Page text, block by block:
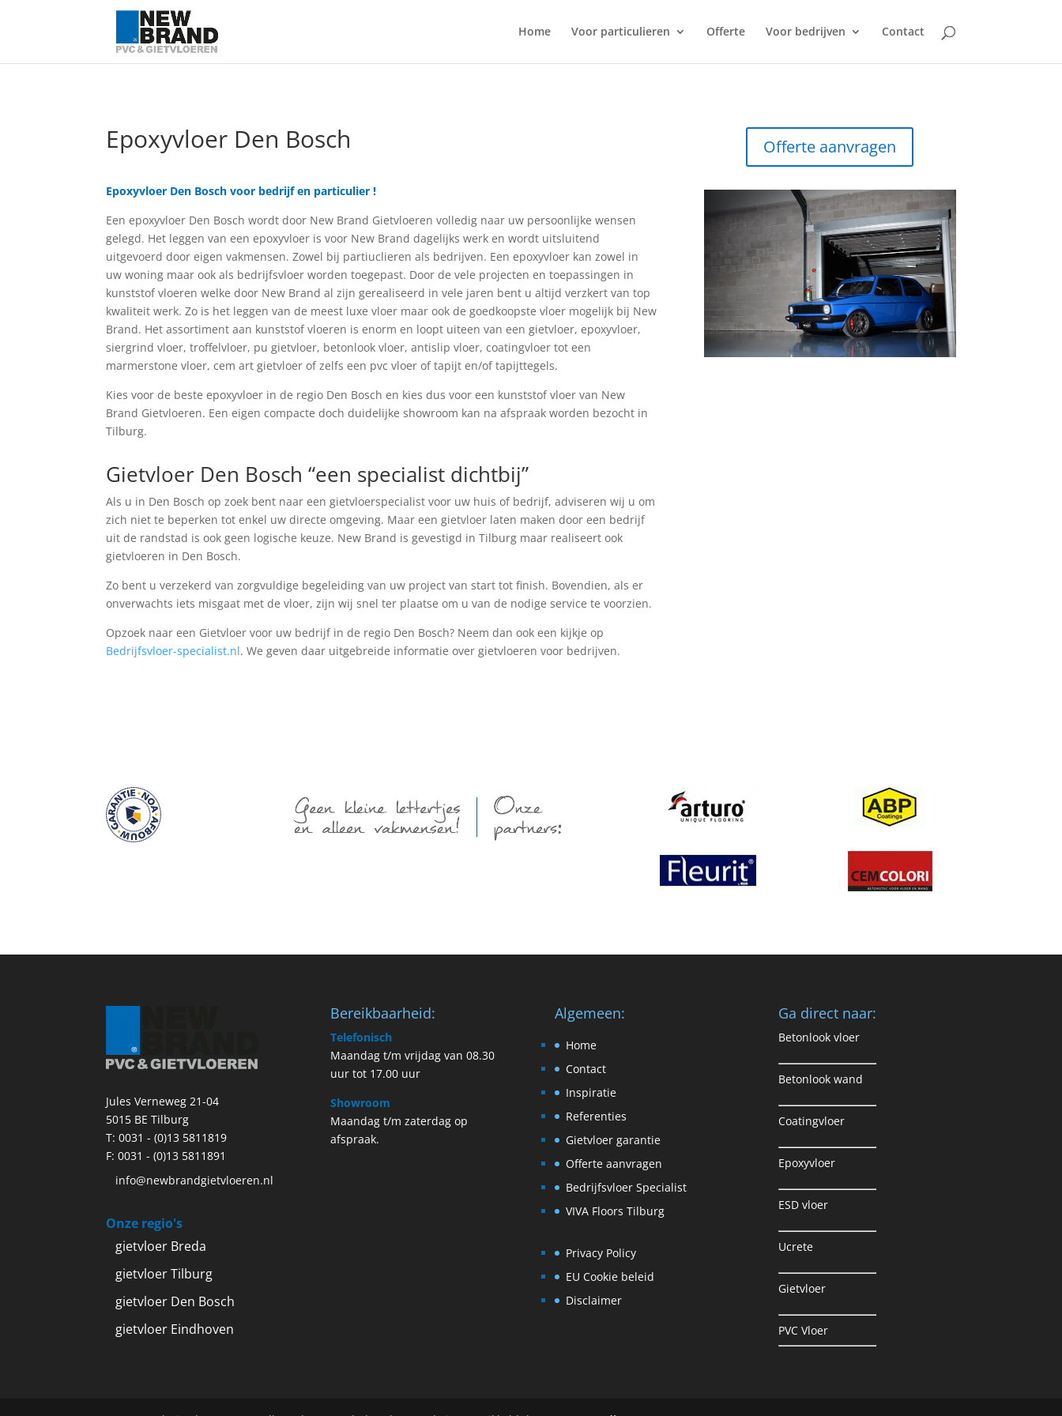
Home Voor particulieren Offerte Voor bedrijven Contact
Epoxyvloer Den Bosch
Epoxyvloer Den Bosch voor bedrijf en particulier !
Een epoxyvloer Den Bosch wordt door New Brand Gietvloeren volledig naar uw persoonlijke wensen
gelegd. Het leggen van een epoxyvloer is voor New Brand dagelijks werk en wordt uitsluitend
uitgevoerd door eigen vakmensen. Zowel bij partiuclieren als bedrijven. Een epoxyvloer kan zowel in
uw woning maar ook als bedrijfsvloer worden toegepast. Door de vele projecten en toepassingen in
kunststof vloeren welke door New Brand al zijn gerealiseerd in vele jaren bent u altijd verzkert van top
kwaliteit werk. Zo is het leggen van de meest luxe vloer maar ook de goedkoopste vloer mogelijk bij New
Brand. Het assortiment aan kunststof vloeren is enorm en loopt uiteen van een gietvloer, epoxyvloer,
siergrind vloer, troffelvloer, pu gietvloer, betonlook vloer, antislip vloer, coatingvloer tot een
marmerstone vloer, cem art gietvloer of zelfs een pvc vloer of tapijt en/of tapijttegels.
Kies voor de beste epoxyvloer in de regio Den Bosch en kies dus voor een kunststof vloer van New
Brand Gietvloeren. Een eigen compacte doch duidelijke showroom kan na afspraak worden bezocht in
Tilburg.
Gietvloer Den Bosch “een specialist dichtbij”
Als u in Den Bosch op zoek bent naar een gietvloerspecialist voor uw huis of bedrijf, adviseren wij u om
zich niet te beperken tot enkel uw directe omgeving. Maar een gietvloer laten maken door een bedrijf
uit de randstad is ook geen logische keuze. New Brand is gevestigd in Tilburg maar realiseert ook
gietvloeren in Den Bosch.
Zo bent u verzekerd van zorgvuldige begeleiding van uw project van start tot finish. Bovendien, als er
onverwachts iets misgaat met de vloer, zijn wij snel ter plaatse om u van de nodige service te voorzien.
Opzoek naar een Gietvloer voor uw bedrijf in de regio Den Bosch? Neem dan ook een kijkje op
Bedrijfsvloer-specialist.nl. We geven daar uitgebreide informatie over gietvloeren voor bedrijven.
Offerte aanvragen
Jules Verneweg 21-04
5015 BE Tilburg
T:0031 - (0)13 5811819
F: 0031 - (0)13 5811891
info@newbrandgietvloeren.nl
Onze regio's
gietvloer Breda
gietvloer Tilburg
gietvloer Den Bosch
gietvloer Eindhoven
Bereikbaarheid:
Telefonisch
Maandag t/m vrijdag van 08.30
uur tot 17.00 uur
Showroom
Maandag t/m zaterdag op
afspraak.
Algemeen:
Home
Contact
Inspiratie
Referenties
Gietvloer garantie
Offerte aanvragen
Bedrijfsvloer Specialist
VIVA Floors Tilburg
Privacy Policy
EU Cookie beleid
Disclaimer
Ga direct naar:
Betonlook vloer
Betonlook wand
Coatingvloer
Epoxyvloer
ESD vloer
Ucrete
Gietvloer
PVC Vloer